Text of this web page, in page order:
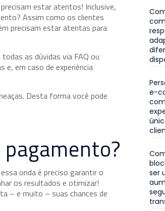
estar atentos! Inclusive,
Assim como os clientes
precisam estar atentas para
as dúvidas via FAQ ou
em caso de experiência
Desta forma você pode
onda é preciso garantir o
os resultados e otimizar!
– e muito – suas chances de
e-
ser